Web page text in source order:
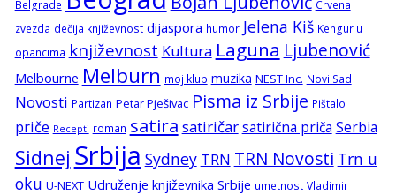
Belgrade
Crvena
zvezda dečija književnost dijaspora humor Jelena Kiš Kengur u
opancima književnost Kultura Laguna Ljubenović
Melbourne Melburn moj klub muzika NEST Inc. Novi Sad
Novosti Partizan Petar Pješivac Pisma iz Srbije Pištalo
priče Recepti roman satira satiričarsatirična priča Serbia
Sidnej Srbija Sydney TRN TRN Novosti Trn u
oku U-NEXT Udruženje književnika Srbije umetnost Vladimir